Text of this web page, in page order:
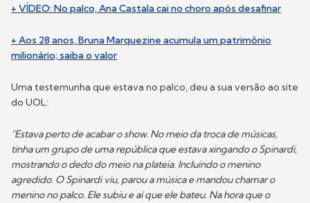
+ VÍDEO: No palco, Ana Castala cai no choro após desafinar
+ Aos 28 anos, Bruna Marquezine acumula um patrimônio
milionário; saiba o valor
Uma testemunha que estava no palco, deu a sua versão ao site
do UOL:
"Estava perto de acabar o show. No meio da troca de músicas,
tinha um grupo de uma república que estava xingando o Spinardi,
mostrando o dedo do meio na plateia. Incluindo o menino
agredido. O Spinardi viu, parou a música e mandou chamar o
menino no palco. Ele subiu e aí que ele bateu. Na hora que o